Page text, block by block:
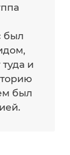
был
и
был